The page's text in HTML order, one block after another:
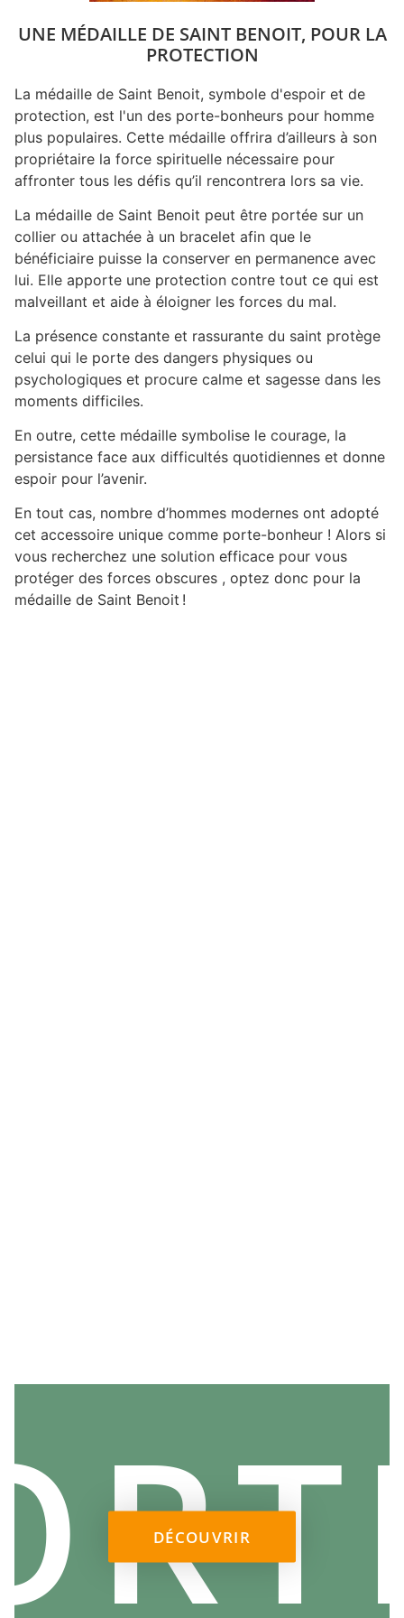
UNE MÉDAILLE DE SAINT BENOIT, POUR LA
PROTECTION
La médaille de Saint Benoit, symbole d'espoir et de
protection, est l'un des porte-bonheurs pour homme
plus populaires. Cette médaille offrira d’ailleurs à son
propriétaire la force spirituelle nécessaire pour
affronter tous les défis qu’il rencontrera lors sa vie.
La médaille de Saint Benoit peut être portée sur un
collier ou attachée à un bracelet afin que le
bénéficiaire puisse la conserver en permanence avec
lui. Elle apporte une protection contre tout ce qui est
malveillant et aide à éloigner les forces du mal.
La présence constante et rassurante du saint protège
celui qui le porte des dangers physiques ou
psychologiques et procure calme et sagesse dans les
moments difficiles.
En outre, cette médaille symbolise le courage, la
persistance face aux difficultés quotidiennes et donne
espoir pour l’avenir.
En tout cas, nombre d’hommes modernes ont adopté
cet accessoire unique comme porte-bonheur ! Alors si
vous recherchez une solution efficace pour vous
protéger des forces obscures , optez donc pour la
médaille de Saint Benoit !
DÉCOUVRIR
LA CHEVALIÈRE DE L'ITOÏ, POUR LA